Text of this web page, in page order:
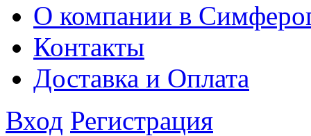
О компании в
Контакты
Доставка и Оплата
Вход Регистрация